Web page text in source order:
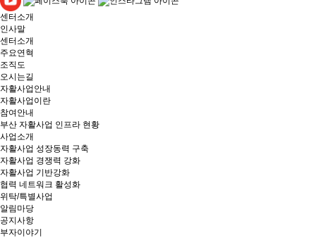
센터소개
인사말
센터소개
주요연혁
조직도
오시는길
자활사업안내
자활사업이란
참여안내
부산 자활사업 인프라 현황
사업소개
자활사업 성장동력 구축
자활사업 경쟁력 강화
자활사업 기반강화
협력 네트워크 활성화
위탁/특별사업
알림마당
공지사항
부자이야기